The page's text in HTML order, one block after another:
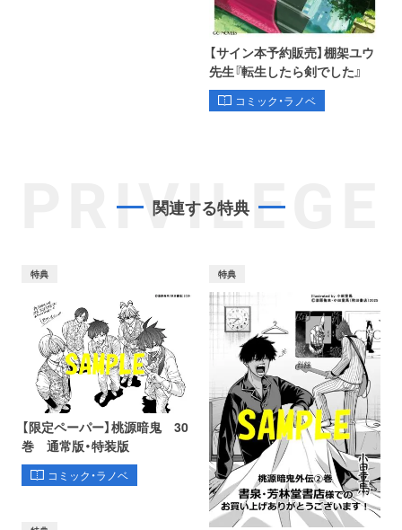
【サイン本予約販売】棚架ユウ
先生『転生したら剣でした』
コミック・ラノベ
PRIVILEGE
関連する特典
特典
【限定ペーパー】桃源暗鬼 30
巻 通常版・特装版
コミック・ラノベ
特典